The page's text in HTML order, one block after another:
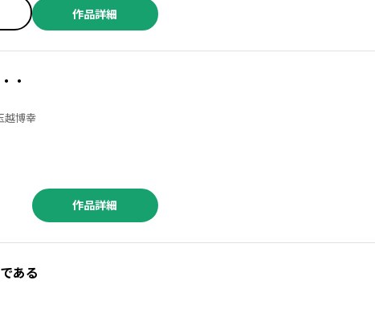
作品詳細
・
サヒロ ／玉越博幸
作品詳細
ある